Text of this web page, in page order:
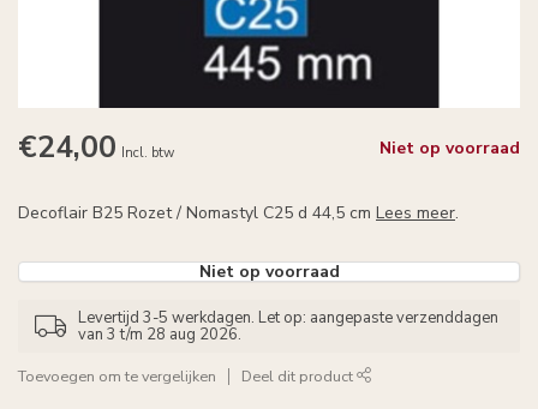
€24,00 Incl. btw Niet op voorraad
Decoflair B25 Rozet / Nomastyl C25 d 44,5 cm Lees meer.
Niet op voorraad
Levertijd 3-5 werkdagen. Let op: aangepaste verzenddagen
van 3 t/m 28 aug 2026.
Toevoegen om te vergelijken Deel dit product